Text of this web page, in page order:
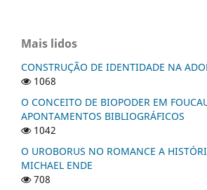
Mais lidos
CONSTRUÇÃO DE IDENTIDADE NA
1068
O CONCEITO DE BIOPODER EM
APONTAMENTOS BIBLIOGRÁFICOS
1042
O UROBORUS NO ROMANCE A
MICHAEL ENDE
708